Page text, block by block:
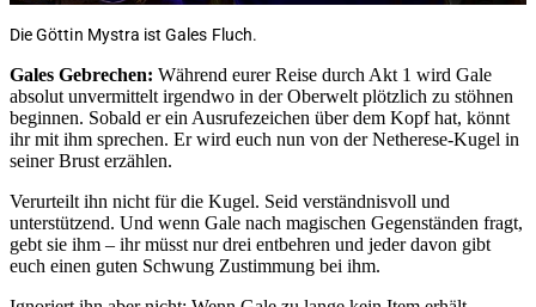
Die Göttin Mystra ist Gales Fluch.
Gales Gebrechen: Während eurer Reise durch Akt 1 wird Gale
absolut unvermittelt irgendwo in der Oberwelt plötzlich zu stöhnen
beginnen. Sobald er ein Ausrufezeichen über dem Kopf hat, könnt
ihr mit ihm sprechen. Er wird euch nun von der Netherese-Kugel in
seiner Brust erzählen.
Verurteilt ihn nicht für die Kugel. Seid verständnisvoll und
unterstützend. Und wenn Gale nach magischen Gegenständen fragt,
gebt sie ihm – ihr müsst nur drei entbehren und jeder davon gibt
euch einen guten Schwung Zustimmung bei ihm.